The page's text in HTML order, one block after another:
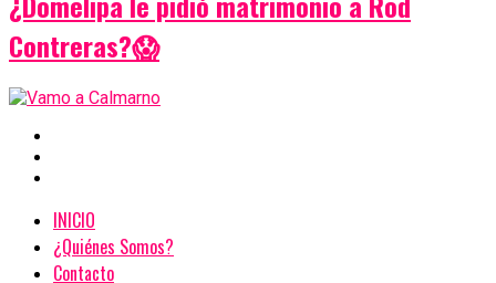
Contreras?😱
INICIO
¿Quiénes Somos?
Contacto